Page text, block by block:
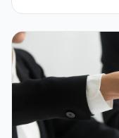
盾を示唆している。